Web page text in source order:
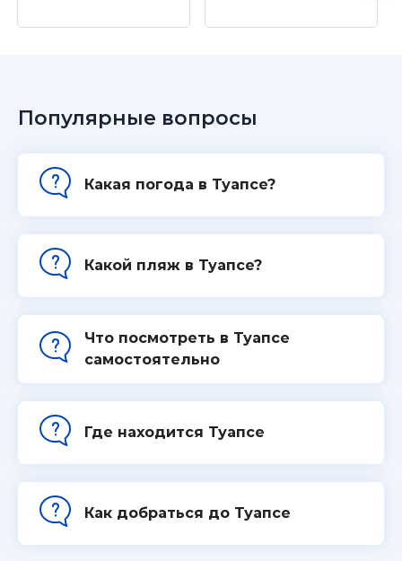
Популярные вопросы
Какая погода в Туапсе?
Какой пляж в Туапсе?
Что посмотреть в Туапсе
самостоятельно
Где находится Туапсе
Как добраться до Туапсе